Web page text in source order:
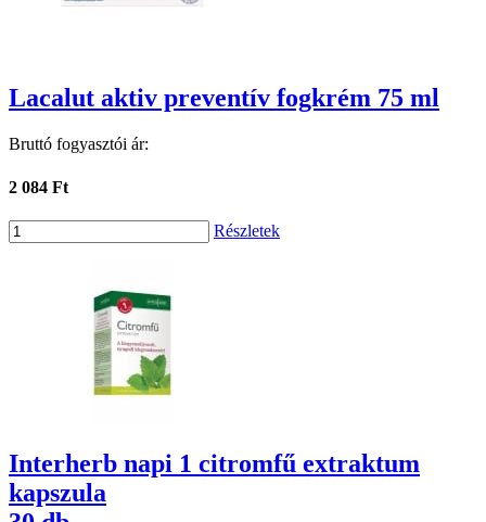
Lacalut aktiv preventív fogkrém 75 ml
Bruttó fogyasztói ár:
2 084 Ft
Részletek
Interherb napi 1 citromfű extraktum
kapszula